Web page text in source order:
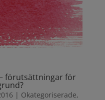
förutsättningar för
| Okategoriserade,